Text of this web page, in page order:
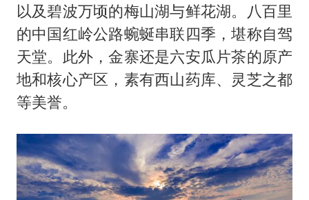
以及碧波万顷的梅山湖与鲜花湖。八百里
的中国红岭公路蜿蜒串联四季，堪称自驾
天堂。此外，金寨还是六安瓜片茶的原产
地和核心产区，素有西山药库、灵芝之都
等美誉。